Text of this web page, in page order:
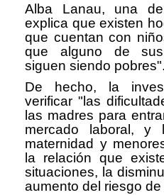
Alba Lanau, una
explica que existen
que cuentan con
que alguno de sus
siguen siendo pobres".
De hecho, la
verificar "las
las madres para
mercado laboral, y
maternidad y
la relación que
situaciones, la
aumento del riesgo